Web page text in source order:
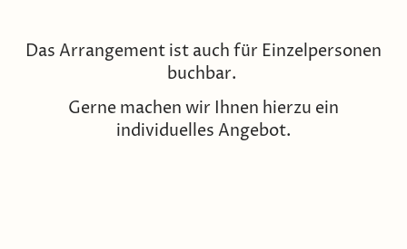
Das Arrangement ist auch für Einzelpersonen
buchbar.
Gerne machen wir Ihnen hierzu ein
individuelles Angebot.